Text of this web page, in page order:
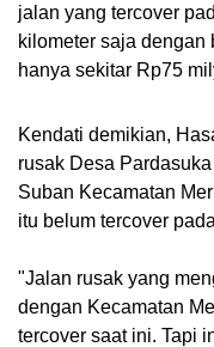
jalan yang tercover
kilometer saja
hanya sekitar Rp75
Kendati demikian,
rusak Desa
Suban Kecamatan
itu belum tercover
"Jalan rusak yang
dengan Kecamatan
tercover saat ini. Tapi